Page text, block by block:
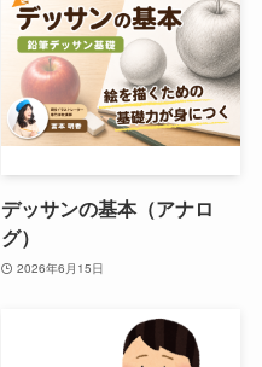
デッサンの基本（アナロ
グ）
2026年6月15日